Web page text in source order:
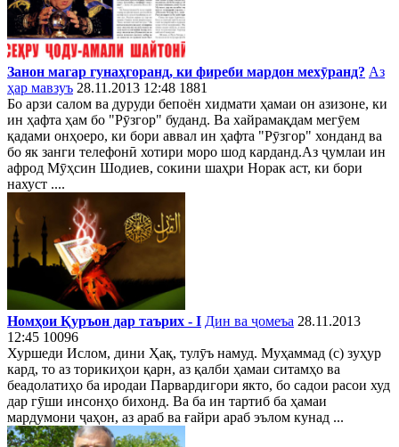
Занон магар гунаҳгоранд, ки фиреби мардон мехӯранд? Аз
ҳар мавзуъ 28.11.2013 12:48 1881
Бо арзи салом ва дуруди бепоён хидмати ҳамаи он азизоне, ки
ин ҳафта ҳам бо "Рӯзгор" буданд. Ва хайрамақдам мегӯем
қадами онҳоеро, ки бори аввал ин ҳафта "Рӯзгор" хонданд ва
бо як занги телефонӣ хотири моро шод карданд.Аз ҷумлаи ин
афрод Мӯҳсин Шодиев, сокини шаҳри Норак аст, ки бори
нахуст ....
Номҳои Қуръон дар таърих - I Дин ва ҷомеъа 28.11.2013
12:45 10096
Хуршеди Ислом, дини Ҳақ, тулӯъ намуд. Муҳаммад (с) зуҳур
кард, то аз торикиҳои қарн, аз қалби ҳамаи ситамҳо ва
беадолатиҳо ба иродаи Парвардигори якто, бо садои расои худ
дар гӯши инсонҳо бихонд. Ва ба ин тартиб ба ҳамаи
мардумони ҷаҳон, аз араб ва ғайри араб эълом кунад ...